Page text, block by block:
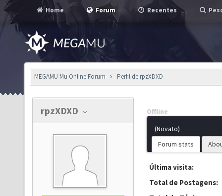
Home Forum Recentes
MEGAMU Mu Online Forum Perfil de rpzXDXD
rpzXDXD
Offline
(Novato)
Forum stats
Última visita:
Total de Postagens: